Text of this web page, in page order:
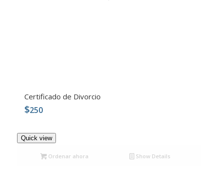
Certificado de Divorcio
$250
Quick view
Ordenar ahora Show Details